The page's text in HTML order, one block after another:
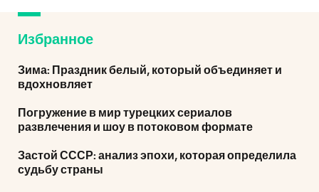
Избранное
Зима: Праздник белый, который объединяет и
вдохновляет
Погружение в мир турецких сериалов
развлечения и шоу в потоковом формате
Застой СССР: анализ эпохи, которая определила
судьбу страны